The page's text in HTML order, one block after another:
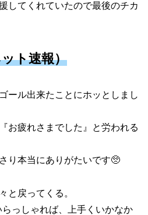
してくれていたので最後のチカ
ト速報）
ール出来たことにホッとしまし
お疲れさまでした』と労われる
り本当にありがたいです🥺
と戻ってくる。
っしゃれば、上手くいかなか